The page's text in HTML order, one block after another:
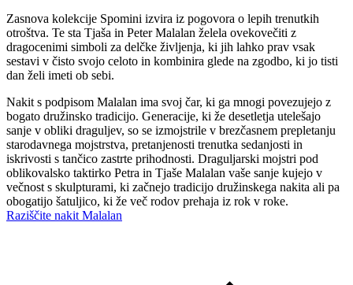
Zasnova kolekcije Spomini izvira iz pogovora o lepih trenutkih
otroštva. Te sta Tjaša in Peter Malalan želela ovekovečiti z
dragocenimi simboli za delčke življenja, ki jih lahko prav vsak
sestavi v čisto svojo celoto in kombinira glede na zgodbo, ki jo tisti
dan želi imeti ob sebi.
Nakit s podpisom Malalan ima svoj čar, ki ga mnogi povezujejo z
bogato družinsko tradicijo. Generacije, ki že desetletja utelešajo
sanje v obliki draguljev, so se izmojstrile v brezčasnem prepletanju
starodavnega mojstrstva, pretanjenosti trenutka sedanjosti in
iskrivosti s tančico zastrte prihodnosti. Draguljarski mojstri pod
oblikovalsko taktirko Petra in Tjaše Malalan vaše sanje kujejo v
večnost s skulpturami, ki začnejo tradicijo družinskega nakita ali pa
obogatijo šatuljico, ki že več rodov prehaja iz rok v roke.
Raziščite nakit Malalan